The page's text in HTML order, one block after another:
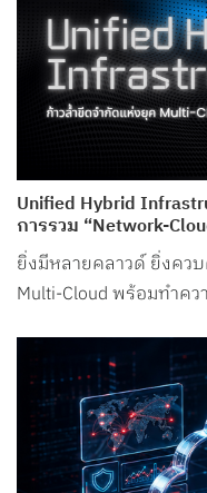
Unified Hybrid
การรวม “Network-
เดียว จาก UIH Cloud
ยิ่งมีหลายคลาวด์ ยิ่งคว
Multi-Cloud พร้อมทำค